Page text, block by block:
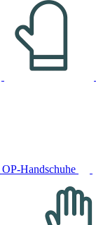
OP-Handschuhe